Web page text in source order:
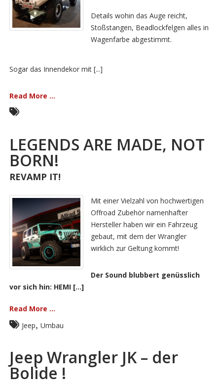
Details wohin das Auge reicht,
Stoßstangen, Beadlockfelgen alles in
Wagenfarbe abgestimmt.
Sogar das Innendekor mit [...]
Read More ...
LEGENDS ARE MADE, NOT
BORN!
REVAMP IT!
Mit einer Vielzahl von hochwertigen
Offroad Zubehör namenhafter
Hersteller haben wir ein Fahrzeug
gebaut, mit dem der Wrangler
wirklich zur Geltung kommt!
Der Sound blubbert genüsslich
vor sich hin: HEMI [...]
Read More ...
Jeep ,Umbau
Jeep Wrangler JK – der
Bolide !